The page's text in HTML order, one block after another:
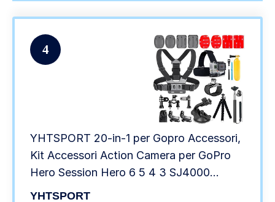
4
YHTSPORT 20-in-1 per Gopro Accessori,
Kit Accessori Action Camera per GoPro
Hero Session Hero 6 5 4 3 SJ4000
Xiaomi Yi DBPOWER e Altre Fotocamere
YHTSPORT